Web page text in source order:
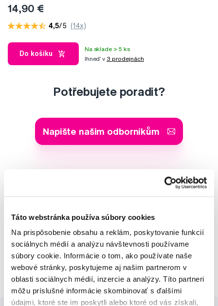
Táto webstránka používa súbory cookies
Na prispôsobenie obsahu a reklám, poskytovanie funkcií
sociálnych médií a analýzu návštevnosti používame
súbory cookie. Informácie o tom, ako používate naše
webové stránky, poskytujeme aj našim partnerom v
oblasti sociálnych médií, inzercie a analýzy. Títo partneri
môžu príslušné informácie skombinovať s ďalšími
údajmi, ktoré ste im poskytli alebo ktoré od vás získali,
14,90 €
4,5/5 (14x)
Do košíku
Na sklade > 5 ks
Ihneď v 3 prodejnách
Potřebujete poradit?
Napište našim odborníkům
starostlivosti
Lucie Vokůrková
starostlivosti